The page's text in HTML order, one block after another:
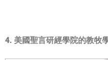
4. 美國聖言研經學院的教牧